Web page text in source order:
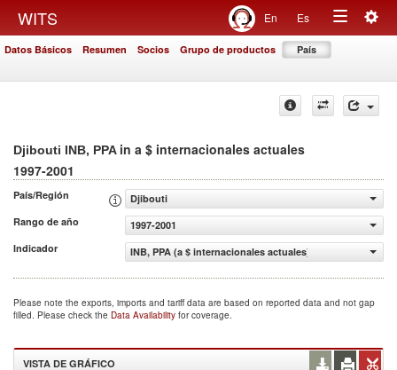
WITS En Es
Toggle
Datos Básicos Resumen Socios Grupo de productos País
Djibouti INB, PPA in a $ internacionales actuales
1997-2001
País/Región
Djibouti
Rango de año
1997-2001
Indicador
INB, PPA (a $ internacionales actuales)
Please note the exports, imports and tariff data are based on reported data and not gap
filled. Please check the Data Availability for coverage.
VISTA DE GRÁFICO